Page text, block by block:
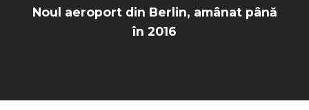
Noul aeroport din Berlin, amânat până
în 2016